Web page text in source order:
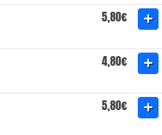
5,80€
4,80€
5,80€